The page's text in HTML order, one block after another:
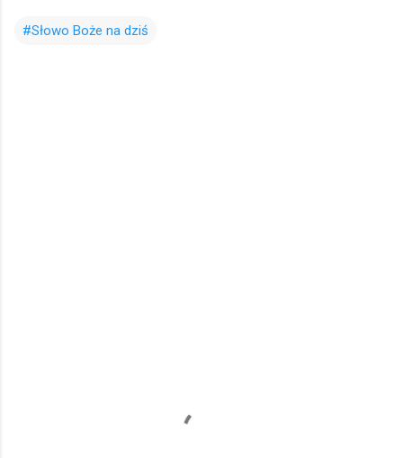
#Słowo Boże na dziś